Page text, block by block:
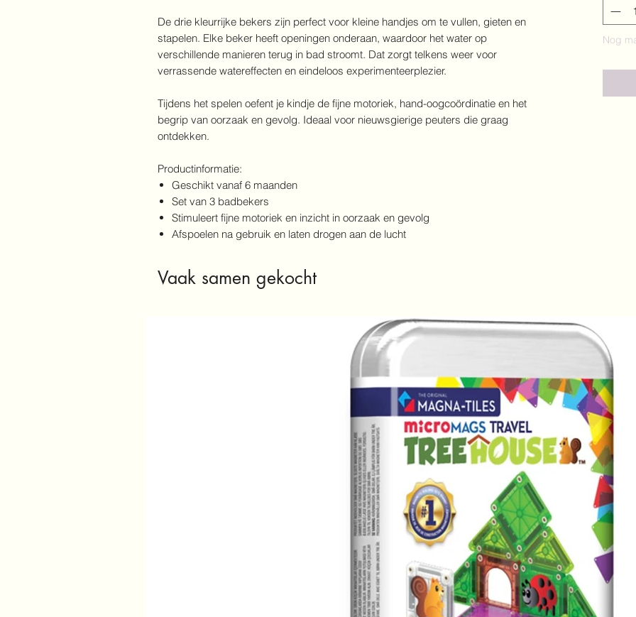
De drie kleurrijke bekers zijn perfect voor kleine handjes om te vullen, gieten en
stapelen. Elke beker heeft openingen onderaan, waardoor het water op
verschillende manieren terug in bad stroomt. Dat zorgt telkens weer voor
verrassende watereffecten en eindeloos experimenteerplezier.
Tijdens het spelen oefent je kindje de fijne motoriek, hand-oogcoördinatie en het
begrip van oorzaak en gevolg. Ideaal voor nieuwsgierige peuters die graag
ontdekken.
Productinformatie:
Geschikt vanaf 6 maanden
Set van 3 badbekers
Stimuleert fijne motoriek en inzicht in oorzaak en gevolg
Afspoelen na gebruik en laten drogen aan de lucht
Nog
Vaak samen gekocht